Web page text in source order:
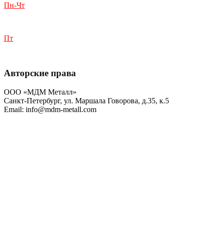
Пн-Чт
Пт
Авторские права
ООО «МДМ Металл»
Санкт-Петербург, ул. Маршала Говорова, д.35, к.5
Email: info@mdm-metall.com